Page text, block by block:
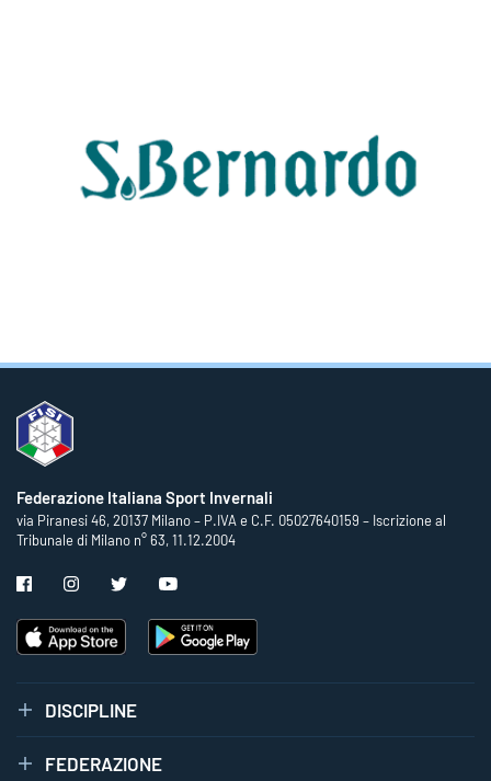
Federazione Italiana Sport Invernali
via Piranesi 46, 20137 Milano – P.IVA e C.F. 05027640159 – Iscrizione al
Tribunale di Milano n° 63, 11.12.2004
DISCIPLINE
FEDERAZIONE